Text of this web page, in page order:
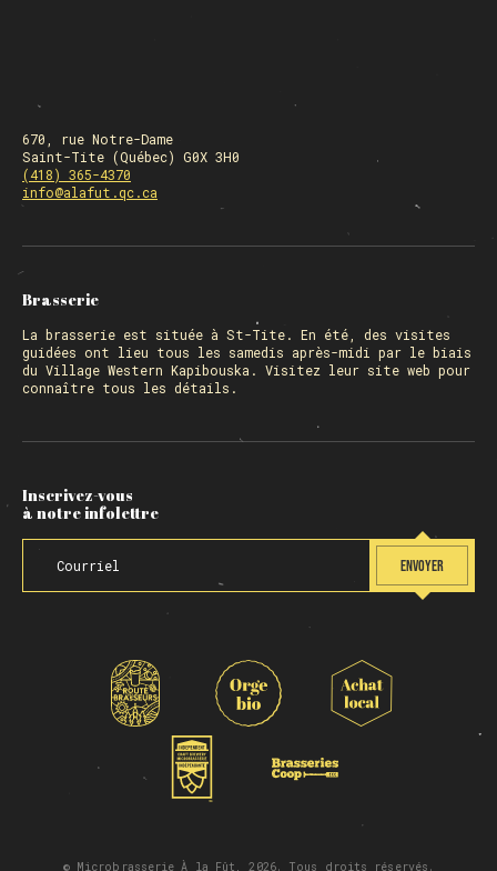
670, rue Notre-Dame
Saint-Tite (Québec) G0X 3H0
(418) 365-4370
info@alafut.qc.ca
Brasserie
La brasserie est située à St-Tite. En été, des visites
guidées ont lieu tous les samedis après-midi par le biais
du Village Western Kapibouska. Visitez leur site web pour
connaître tous les détails.
Inscrivez-vous
à notre infolettre
ENVOYER
© Microbrasserie À la Fût, 2026. Tous droits réservés.